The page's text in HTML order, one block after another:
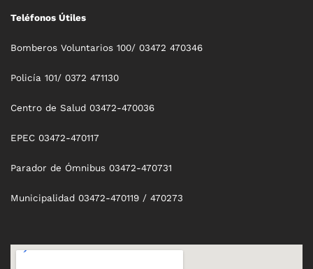
Teléfonos Útiles
Bomberos Voluntarios 100/ 03472 470346
Policía 101/ 0372 471130
Centro de Salud 03472-470036
EPEC 03472-470117
Parador de Ómnibus 03472-470731
Municipalidad 03472-470119 / 470273